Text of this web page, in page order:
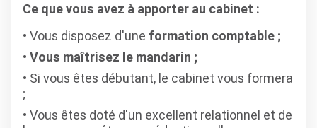
Ce que vous avez à apporter au cabinet :
Vous disposez d'une formation comptable ;
Vous maîtrisez le mandarin ;
Si vous êtes débutant, le cabinet vous formera
;
Vous êtes doté d'un excellent relationnel et de